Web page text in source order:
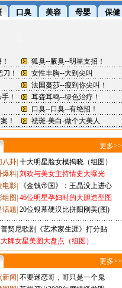
更多>>
八卦 十大明星脸女模揭晓（组图）
爆料 刘欢与美女主持情史大曝光
电影
《金钱帝国》：王晶没上进心
组图 46位明星孕妇时的大胆造型图
话题 20位银幕硬汉比拼阳刚美(图)
普契尼歌剧《艺术家生涯》打分贴
牌女星美图大盘点（组图）
更多>>
新闻 不要迷恋哥，哥只是一个鬼